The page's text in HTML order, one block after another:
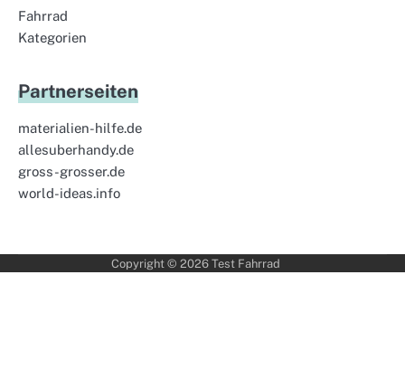
Fahrrad
Kategorien
Partnerseiten
materialien-hilfe.de
allesuberhandy.de
gross-grosser.de
world-ideas.info
Copyright © 2026 Test Fahrrad